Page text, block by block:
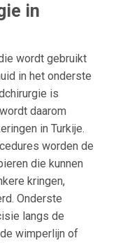
in
wordt gebruikt
in het onderste
is
daarom
in Turkije.
worden de
die kunnen
kringen,
Onderste
langs de
wimperlijn of